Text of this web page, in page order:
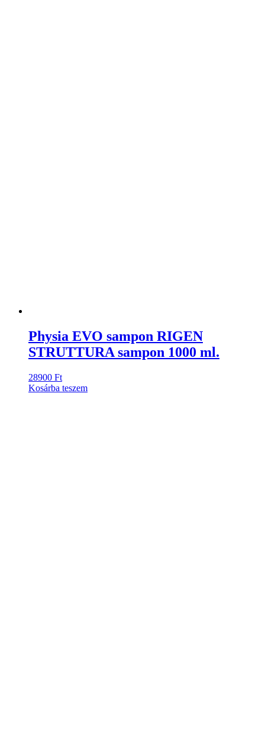
Physia EVO sampon RIGEN
STRUTTURA sampon 1000 ml.
28900 Ft
Kosárba teszem